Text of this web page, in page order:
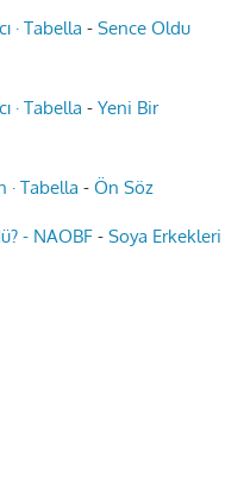
· Tabella -Sence Oldu
· Tabella -Yeni Bir
· Tabella -Ön Söz
- NAOBF -Soya Erkekleri